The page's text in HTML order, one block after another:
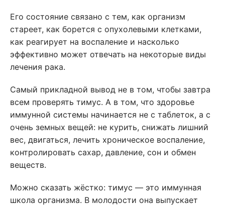
Его состояние связано с тем, как организм
стареет, как борется с опухолевыми клетками,
как реагирует на воспаление и насколько
эффективно может отвечать на некоторые виды
лечения рака.
Самый прикладной вывод не в том, чтобы завтра
всем проверять тимус. А в том, что здоровье
иммунной системы начинается не с таблеток, а с
очень земных вещей: не курить, снижать лишний
вес, двигаться, лечить хроническое воспаление,
контролировать сахар, давление, сон и обмен
веществ.
Можно сказать жёстко: тимус — это иммунная
школа организма. В молодости она выпускает